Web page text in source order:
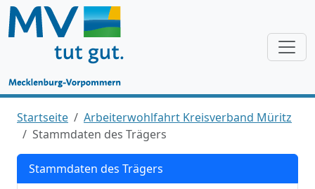
Startseite
Arbeiterwohlfahrt Kreisverband Müritz
Stammdaten des Trägers
Stammdaten des Trägers